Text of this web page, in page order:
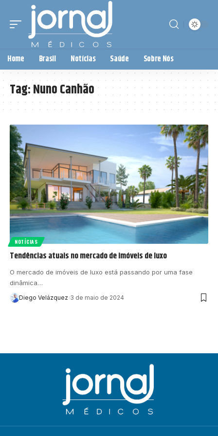
Home Brasil Notícias Saúde Sobre Nós
Tag:Nuno Canhão
NOTÍCIAS
Tendências atuais no mercado de imóveis de luxo
O mercado de imóveis de luxo está passando por uma fase
dinâmica…
Diego Velázquez 3 de maio de 2024